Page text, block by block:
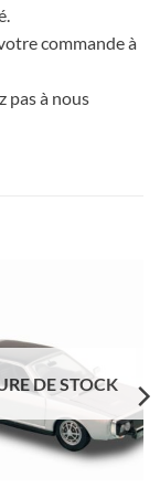
commande à
pas à nous
DE STOCK